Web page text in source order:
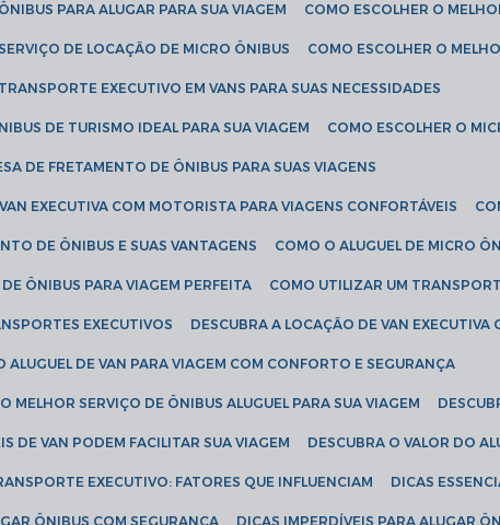
PARA ALUGAR PARA SUA VIAGEM COMO ESCOLHER O
DE LOCAÇÃO DE MICRO ÔNIBUS COMO ESCOLHER O
EXECUTIVO EM VANS PARA SUAS NECESSIDADES
DE TURISMO IDEAL PARA SUA VIAGEM COMO ESCOLHER O
DE FRETAMENTO DE ÔNIBUS PARA SUAS VIAGENS
EXECUTIVA COM MOTORISTA PARA VIAGENS CONFORTÁVEIS
DE ÔNIBUS E SUAS VANTAGENS COMO O ALUGUEL DE MICRO
ÔNIBUS PARA VIAGEM PERFEITA COMO UTILIZAR UM
EXECUTIVOS DESCUBRA A LOCAÇÃO DE VAN
ALUGUEL DE VAN PARA VIAGEM COM CONFORTO E SEGURANÇA
MELHOR SERVIÇO DE ÔNIBUS ALUGUEL PARA SUA VIAGEM
DE VAN PODEM FACILITAR SUA VIAGEM DESCUBRA O VALOR DO
EXECUTIVO: FATORES QUE INFLUENCIAM DICAS
ÔNIBUS COM SEGURANÇA DICAS IMPERDÍVEIS PARA ALUGAR